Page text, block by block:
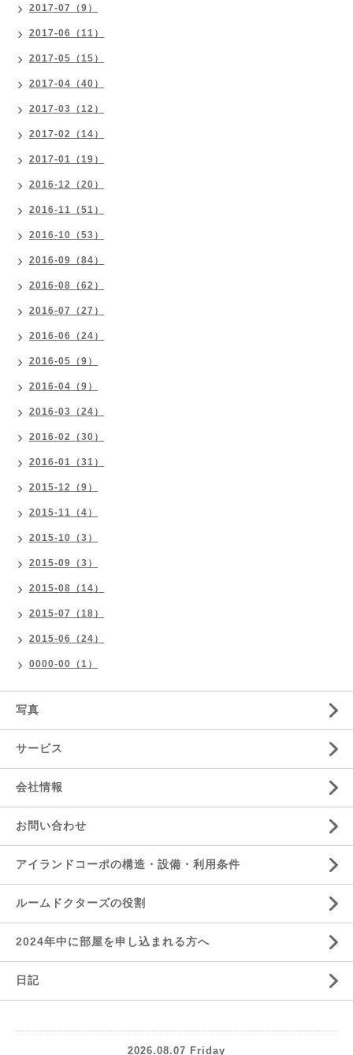
2017-07（9）
2017-06（11）
2017-05（15）
2017-04（40）
2017-03（12）
2017-02（14）
2017-01（19）
2016-12（20）
2016-11（51）
2016-10（53）
2016-09（84）
2016-08（62）
2016-07（27）
2016-06（24）
2016-05（9）
2016-04（9）
2016-03（24）
2016-02（30）
2016-01（31）
2015-12（9）
2015-11（4）
2015-10（3）
2015-09（3）
2015-08（14）
2015-07（18）
2015-06（24）
0000-00（1）
写真
サービス
会社情報
お問い合わせ
アイランドコーポの構造・設備・利用条件
ルームドクターズの役割
2024年中に部屋を申し込まれる方へ
日記
2026.08.07 Friday